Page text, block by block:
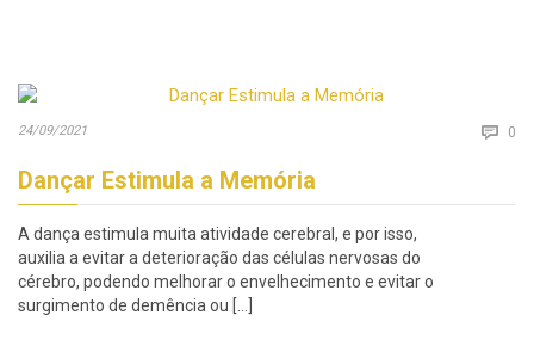
24/09/2021  0
Dançar Estimula a Memória
A dança estimula muita atividade cerebral, e por isso,
auxilia a evitar a deterioração das células nervosas do
cérebro, podendo melhorar o envelhecimento e evitar o
surgimento de demência ou […]